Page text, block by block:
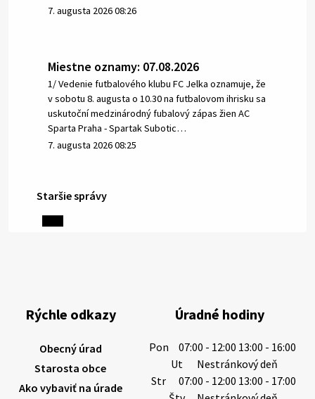
7. augusta 2026 08:26
Miestne oznamy: 07.08.2026
1/ Vedenie futbalového klubu FC Jelka oznamuje, že
v sobotu 8. augusta o 10.30 na futbalovom ihrisku sa
uskutoční medzinárodný fubalový zápas žien AC
Sparta Praha - Spartak Subotic…
7. augusta 2026 08:25
6. augusta 2026 08:13
výdatnosti vodárenských zdrojov.
Západoslovenská vodárenská spoločnosť preto
6. augusta 2026 08:12
Staršie správy
Rýchle odkazy
Obecný úrad
Starosta obce
Ako vybaviť na úrade
Úradné hodiny
Pon
07:00 - 12:00 13:00 - 16:00
Ut
Nestránkový deň
Str
07:00 - 12:00 13:00 - 17:00